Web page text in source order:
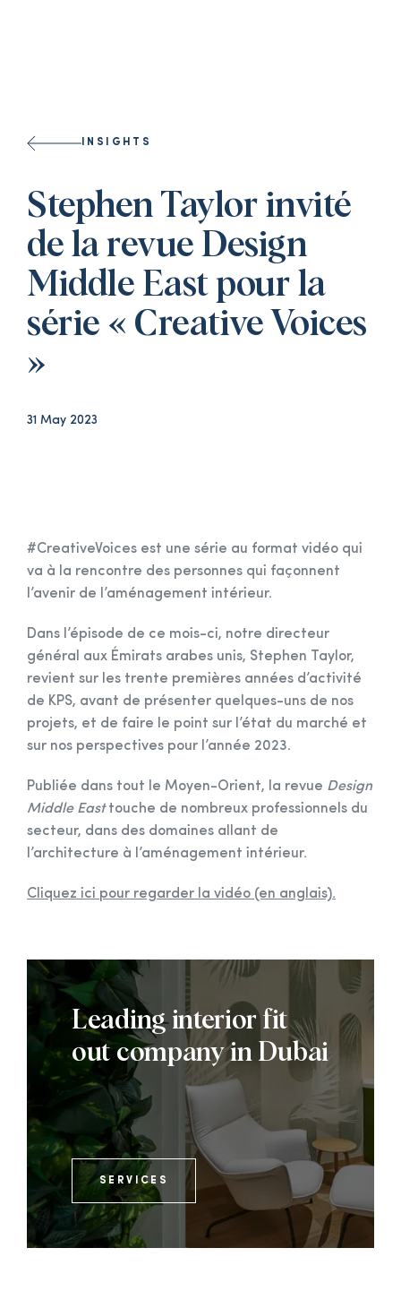
INSIGHTS
Stephen Taylor invité
de la revue Design
Middle East pour la
série « Creative Voices
»
31 May 2023
#CreativeVoices est une série au format vidéo qui
va à la rencontre des personnes qui façonnent
l’avenir de l’aménagement intérieur.
Dans l’épisode de ce mois-ci, notre directeur
général aux Émirats arabes unis, Stephen Taylor,
revient sur les trente premières années d’activité
de KPS, avant de présenter quelques-uns de nos
projets, et de faire le point sur l’état du marché et
sur nos perspectives pour l’année 2023.
Publiée dans tout le Moyen-Orient, la revue Design
Middle Easttouche de nombreux professionnels du
secteur, dans des domaines allant de
l’architecture à l’aménagement intérieur.
Cliquez ici pour regarder la vidéo (en anglais).
Leading interior fit
out company in Dubai
SERVICES